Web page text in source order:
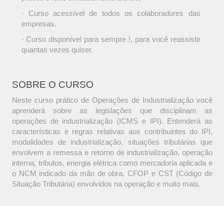
· Curso acessível de todos os colaboradores das
empresas.
· Curso disponível para sempre !, para você reassistir
quantas vezes quiser.
SOBRE O CURSO
Neste curso prático de Operações de Industrialização você
aprenderá sobre as legislações que disciplinam as
operações de industrialização (ICMS e IPI). Entenderá as
características e regras relativas aos contribuintes do IPI,
modalidades de industrialização, situações tributárias que
envolvem a remessa e retorno de industrialização, operação
interna, tributos, energia elétrica como mercadoria aplicada e
o NCM indicado da mão de obra, CFOP e CST (Código de
Situação Tributária) envolvidos na operação e muito mais.